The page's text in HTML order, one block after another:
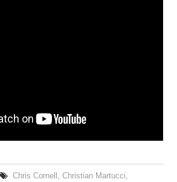
Chris Cornell , Christian Martucci,